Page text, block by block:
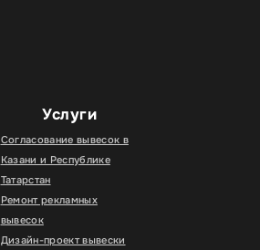
Услуги
Согласование вывесок в
Казани и Республике
Татарстан
Ремонт рекламных
вывесок
Дизайн-проект вывески